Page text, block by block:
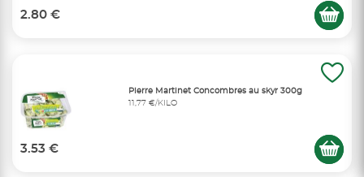
2.80 €
Pierre Martinet Concombres au skyr 300g
11,77 €/KILO
3.53 €